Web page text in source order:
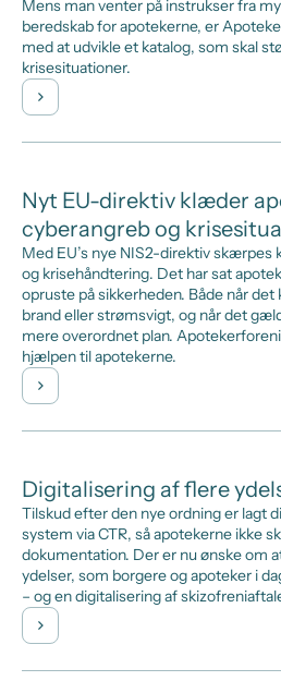
Mens man venter på instrukser fra
beredskab for apotekerne, er
med at udvikle et katalog, som skal
krisesituationer.
Nyt EU-direktiv klæder
cyberangreb og
Med EU’s nye NIS2-direktiv skærpes
og krisehåndtering. Det har sat
opruste på sikkerheden. Både når
brand eller strømsvigt, og når det
mere overordnet plan.
hjælpen til apotekerne.
Digitalisering af flere
Tilskud efter den nye ordning er lagt
system via CTR, så apotekerne ikke
dokumentation. Der er nu ønske om
ydelser, som borgere og apoteker i
– og en digitalisering af